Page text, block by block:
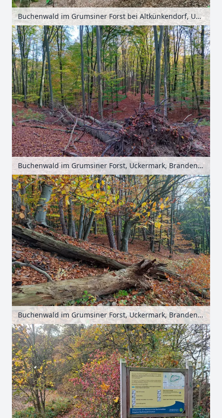
Buchenwald im Grumsiner Forst bei Altkünkendorf, Uckermark, Brandenburg, Deutschland
Buchenwald im Grumsiner Forst, Uckermark, Brandenburg, Deutschland
Buchenwald im Grumsiner Forst, Uckermark, Brandenburg, Deutschland